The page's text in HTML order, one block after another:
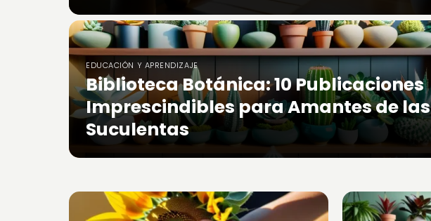
EDUCACIÓN Y APRENDIZAJE
Biblioteca Botánica: 10 Publicaciones
Imprescindibles para Amantes de las
Suculentas